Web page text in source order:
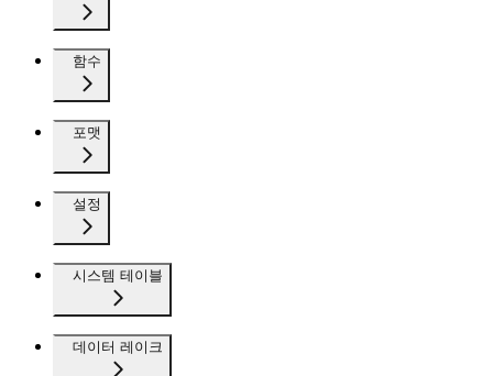
함수
포맷
설정
시스템 테이블
데이터 레이크